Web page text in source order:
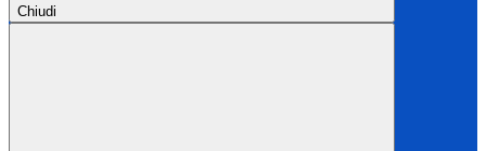
Chiudi